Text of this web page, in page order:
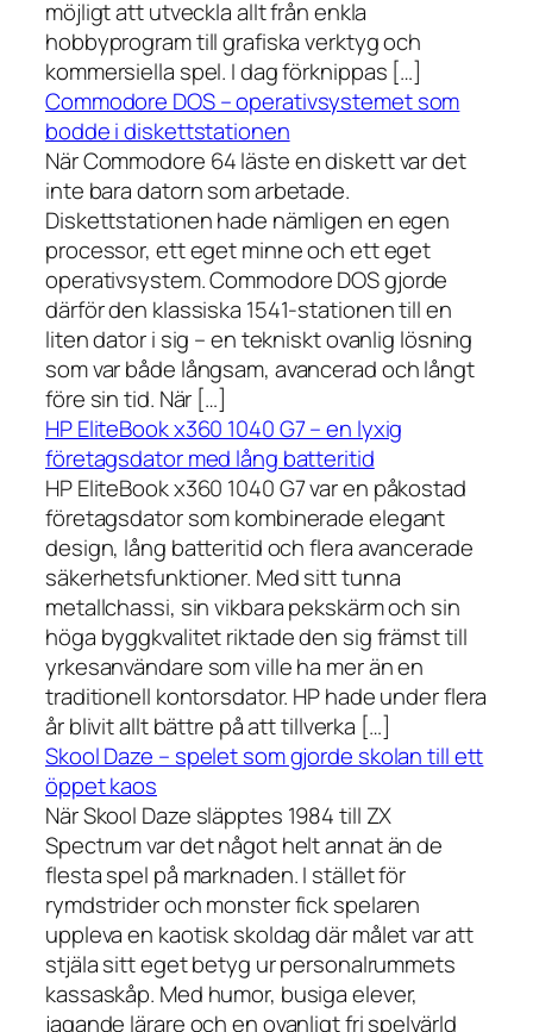
möjligt att utveckla allt från enkla
hobbyprogram till grafiska verktyg och
kommersiella spel. I dag förknippas […]
Commodore DOS – operativsystemet som
bodde i diskettstationen
När Commodore 64 läste en diskett var det
inte bara datorn som arbetade.
Diskettstationen hade nämligen en egen
processor, ett eget minne och ett eget
operativsystem. Commodore DOS gjorde
därför den klassiska 1541-stationen till en
liten dator i sig – en tekniskt ovanlig lösning
som var både långsam, avancerad och långt
före sin tid. När […]
HP EliteBook x360 1040 G7 – en lyxig
företagsdator med lång batteritid
HP EliteBook x360 1040 G7 var en påkostad
företagsdator som kombinerade elegant
design, lång batteritid och flera avancerade
säkerhetsfunktioner. Med sitt tunna
metallchassi, sin vikbara pekskärm och sin
höga byggkvalitet riktade den sig främst till
yrkesanvändare som ville ha mer än en
traditionell kontorsdator. HP hade under flera
år blivit allt bättre på att tillverka […]
Skool Daze – spelet som gjorde skolan till ett
öppet kaos
När Skool Daze släpptes 1984 till ZX
Spectrum var det något helt annat än de
flesta spel på marknaden. I stället för
rymdstrider och monster fick spelaren
uppleva en kaotisk skoldag där målet var att
stjäla sitt eget betyg ur personalrummets
kassaskåp. Med humor, busiga elever,
jagande lärare och en ovanligt fri spelvärld